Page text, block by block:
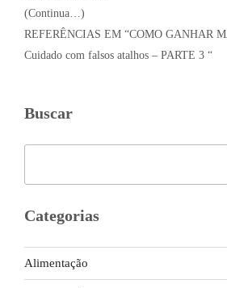
(Continua…)
REFERÊNCIAS EM “COMO GANHAR
Cuidado com falsos atalhos – PARTE 3 “
Buscar
Categorias
Alimentação